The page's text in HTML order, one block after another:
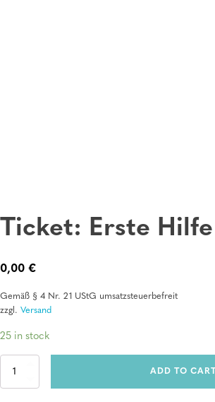
Ticket: Erste
0,00 €
Gemäß § 4 Nr. 21 UStG umsatzsteuerbefreit
zzgl. Versand
25 in stock
Ticket:
ADD TO CART